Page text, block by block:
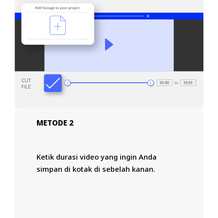
METODE 2
Ketik durasi video yang ingin Anda
simpan di kotak di sebelah kanan.